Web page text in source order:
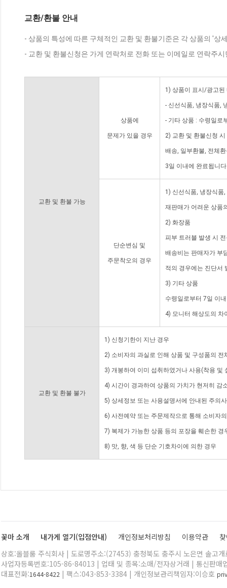
교환/환불 안내
- 상품의 특성에 따른 구체적인 교환 및 환불기준은 각 상품의 '상
- 교환 및 환불신청은 가게 연락처로 전화 또는 이메일로 연락주
교환 및 환불 가능
상품에
문제가 있을 경우
1) 상품이 표시/광고된
- 신선식품, 냉장식품,
- 기타 상품 : 수령일로
2) 교환 및 환불신청
배송, 일부환불, 전체
3일 이내에 완료됩니
단순변심 및
주문착오의 경우
1) 신선식품, 냉장식품
재판매가 어려운 상품
2) 화장품
피부 트러블 발생 시
배송비는 판매자가 부
적의 경우에는 진단서
3) 기타 상품
수령일로부터 7일 이
4) 모니터 해상도의 차
교환 및 환불 불가
1) 신청기한이 지난 경우
2) 소비자의 과실로 인해 상품 및 구성품의
3) 개봉하여 이미 섭취하였거나 사용(착용 및
4) 시간이 경과하여 상품의 가치가 현저히 감
5) 상세정보 또는 사용설명서에 안내된 주의
6) 사전예약 또는 주문제작으로 통해 소비자
7) 복제가 가능한 상품 등의 포장을 훼손한 경
8) 맛, 향, 색 등 단순 기호차이에 의한 경우
꽃마 소개 내가게 열기(입점안내) 개인정보처리방침 이용약관
상호:올블룸 주식회사 | 도로명주소:(27453) 충청북도 충주시 노은면 솔고
사업자등록번호:105-86-84013 | 업태 및 종목:소매/전자상거래 | 통신판매
대표전화:1644-8422 | 팩스:043-853-3384 | 개인정보관리책임자:이승호